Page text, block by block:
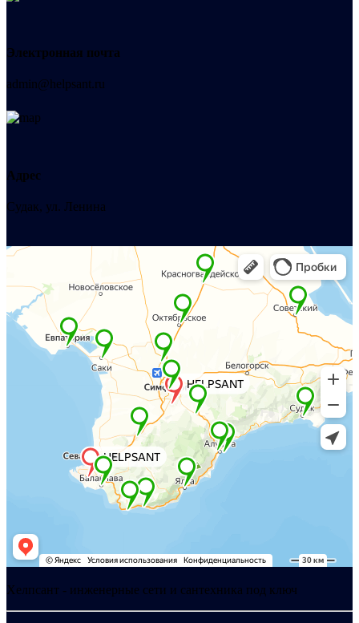
Электронная почта
admin@helpsant.ru
Адрес
Судак, ул. Ленина
Хелпсант - инженерные сети и сантехника под ключ